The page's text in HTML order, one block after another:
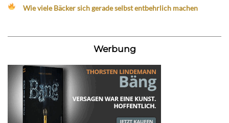
Wie viele Bäcker sich gerade selbst entbehrlich machen
Werbung